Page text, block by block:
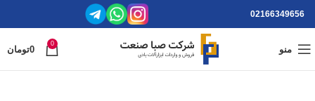
02166349656
منو
0
0تومان